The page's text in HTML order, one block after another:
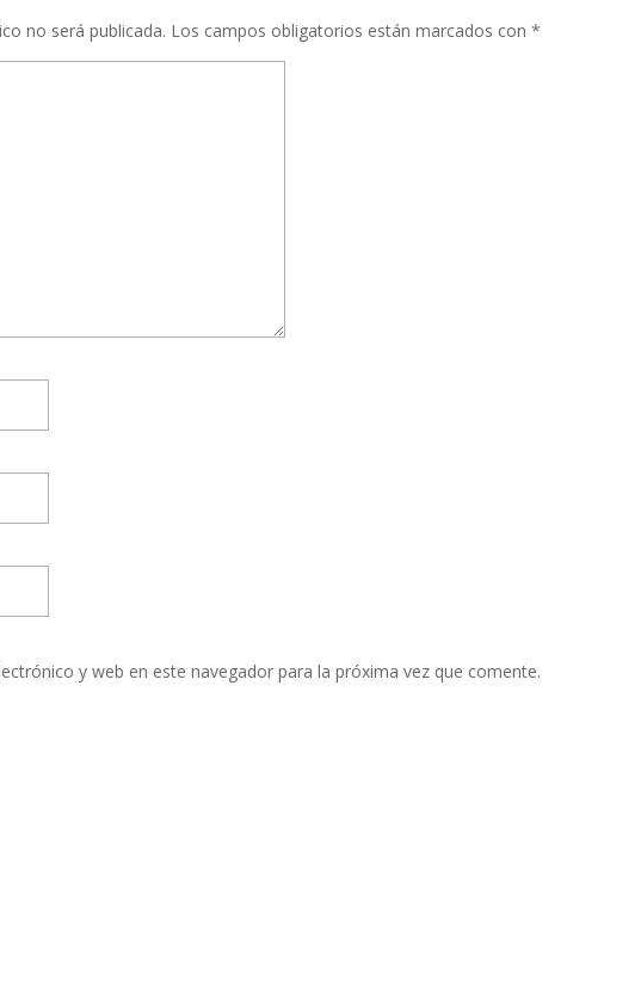
no será publicada. Los campos obligatorios están marcados con *
y web en este navegador para la próxima vez que comente.